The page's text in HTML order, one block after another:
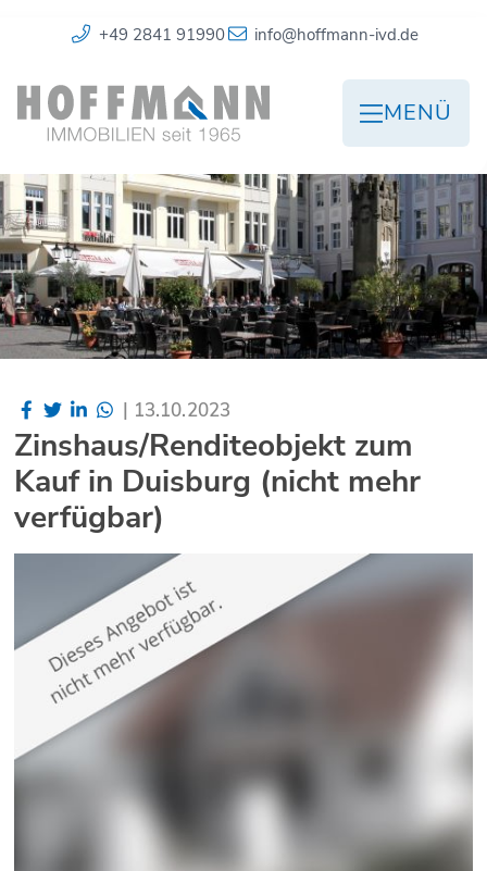
+49 2841 91990 info@hoffmann-ivd.de
MENÜ
| 13.10.2023
Zinshaus/Renditeobjekt zum
Kauf in Duisburg (nicht mehr
verfügbar)